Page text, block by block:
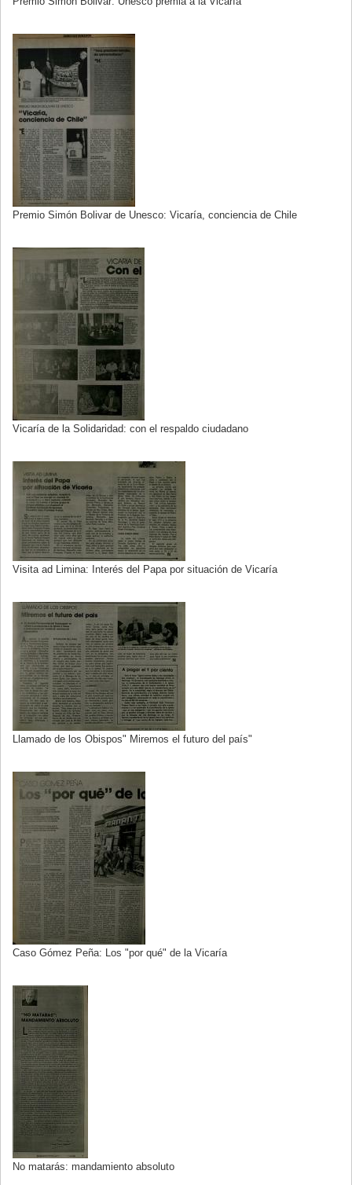
Premio Simón Bolivar de Unesco: Vicaría, conciencia de Chile
Vicaría de la Solidaridad: con el respaldo ciudadano
Visita ad Limina: Interés del Papa por situación de Vicaría
Llamado de los Obispos" Miremos el futuro del país"
Caso Gómez Peña: Los "por qué" de la Vicaría
No matarás: mandamiento absoluto